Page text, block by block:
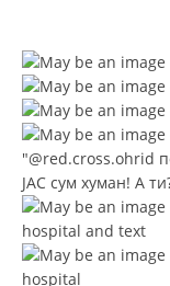
ПРОЕКТИ –